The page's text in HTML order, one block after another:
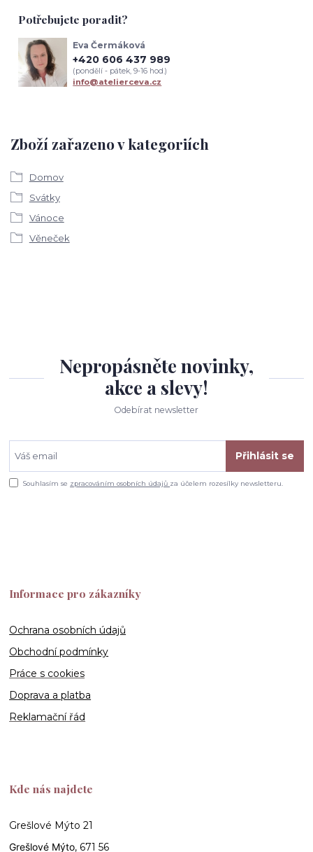
Zboží zařazeno v kategoriích
Domov
Svátky
Vánoce
Věneček
Potřebujete poradit?
Eva Čermáková
+420 606 437 989
(pondělí - pátek, 9-16 hod.)
info@atelierceva.cz
Nepropásněte novinky,
akce a slevy!
Odebírat newsletter
Přihlásit se
Souhlasím se zpracováním osobních údajů za účelem rozesílky newsletteru.
Informace pro zákazníky
Ochrana osobních údajů
Obchodní podmínky
Práce s cookies
Doprava a platba
Reklamační řád
Kde nás najdete
Grešlové Mýto 21
Grešlové Mýto, 671 56